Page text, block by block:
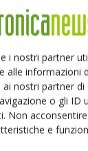
i nostri partner
alle informazioni
nostri partner di
o gli ID
Non
e
di
Amon ha
CPU server,
prodotti in
è atteso per
il cliente
nel 2026 e